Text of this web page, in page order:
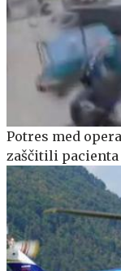
Potres med
zaščitili pacienta